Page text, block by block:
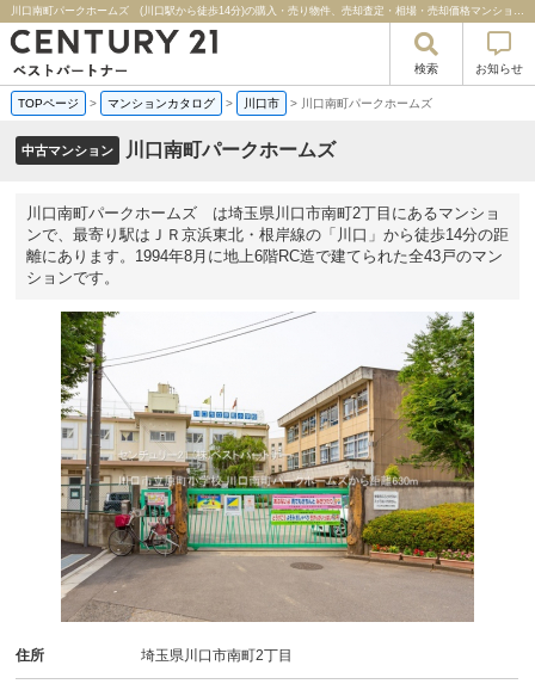
川口南町パークホームズ (川口駅から徒歩14分)の購入・売り物件、売却査定・相場・売却価格マンション情報｜センチュリー２１ベストパートナー
検索 お知らせ
TOPページ > マンションカタログ > 川口市 > 川口南町パークホームズ
中古マンション 川口南町パークホームズ
川口南町パークホームズ は埼玉県川口市南町2丁目にあるマンショ
ンで、最寄り駅はＪＲ京浜東北・根岸線の「川口」から徒歩14分の距
離にあります。1994年8月に地上6階RC造で建てられた全43戸のマン
ションです。
住所 埼玉県川口市南町2丁目